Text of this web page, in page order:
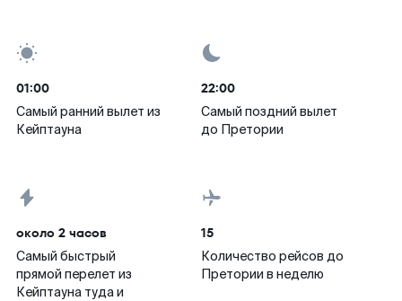
01:00
Самый ранний вылет из
Кейптауна
22:00
Самый поздний вылет
до Претории
около 2 часов
Самый быстрый
прямой перелет из
Кейптауна туда и
15
Количество рейсов до
Претории в неделю